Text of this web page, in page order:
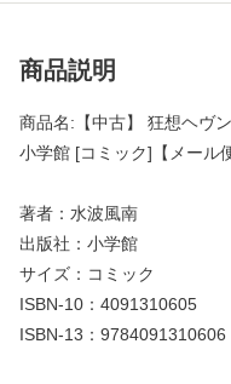
商品説明
商品名:【中古】 狂想ヘヴ
小学館 [コミック]【メール
著者：水波風南
出版社：小学館
サイズ：コミック
ISBN-10：4091310605
ISBN-13：9784091310606